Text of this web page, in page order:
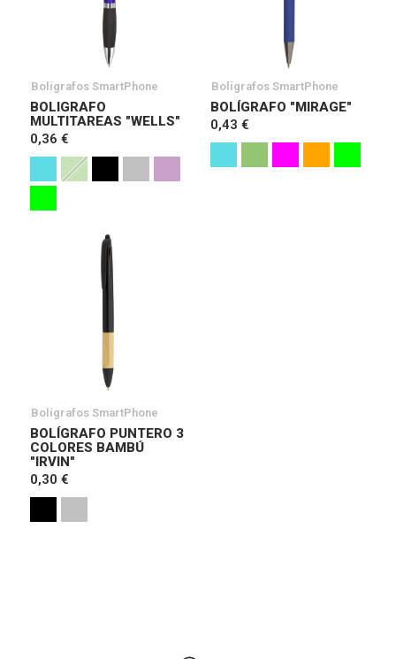
Bolígrafos SmartPhone
BOLIGRAFO
MULTITAREAS "WELLS"
0,36 €
Bolígrafos SmartPhone
BOLÍGRAFO "MIRAGE"
0,43 €
Bolígrafos SmartPhone
BOLÍGRAFO PUNTERO 3
COLORES BAMBÚ
"IRVIN"
0,30 €